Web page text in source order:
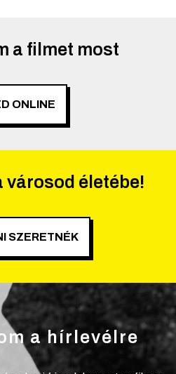
a filmet most
ONLINE
városod életébe!
SZERETNÉK
a hírlevélre